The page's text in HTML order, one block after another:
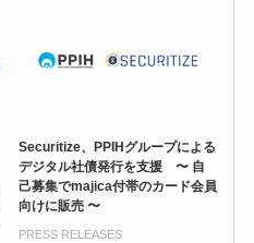
PRESS RELEASES
Securitize、PPIHグループによる
デジタル社債発行を支援 〜 自
己募集でmajica付帯のカード会員
向けに販売 〜